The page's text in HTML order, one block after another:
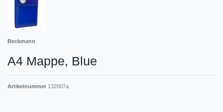
Beckmann
A4 Mappe, Blue
Artikelnummer 132007a